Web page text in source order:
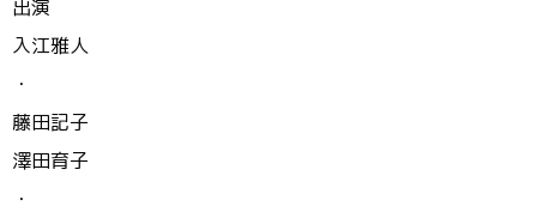
出演
入江雅人
・
藤田記子
澤田育子
・